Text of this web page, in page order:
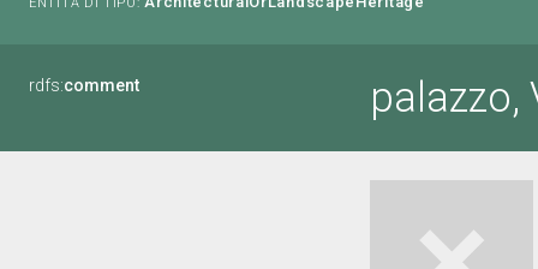
rdfs:comment palazzo,